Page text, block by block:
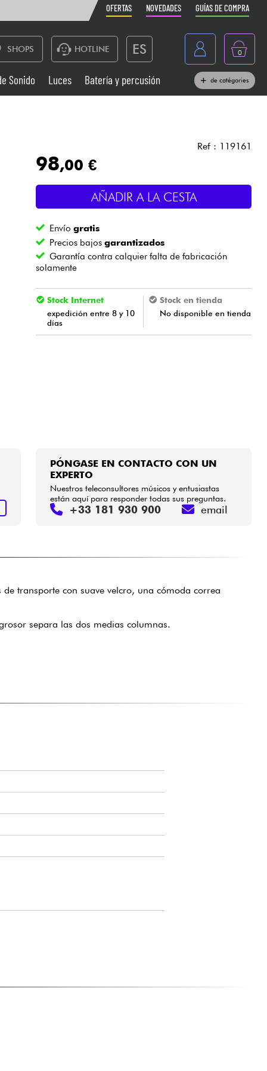
OFERTAS NOVEDADES GUÍAS DE COMPRA
SHOPS HOTLINE ES
France
Belgique
Nederland
0
Sistemas de Sonido
Vientos
Cables & Acces.
Sonido Luces Batería y percusión de catégories
Ref : 119161
98,00 €
AÑADIR A LA CESTA
Envíogratis
Precios bajosgarantizados
Garantía contra calquier falta de fabricación
solamente
Stock Internet
expedición entre 8 y 10
días
Stock en tienda
No disponible en tienda
PÓNGASE EN CONTACTO CON UN
EXPERTO
Nuestros teleconsultores músicos y entusiastas
están aquí para responder todas sus preguntas.
+33 181 930 900 email
transporte con suave velcro, una cómoda correa
separa las dos medias columnas.